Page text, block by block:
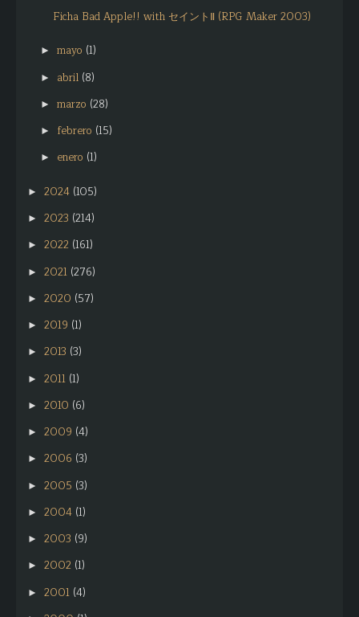
Ficha Bad Apple!! with セイントⅡ (RPG Maker 2003)
► mayo (1)
► abril (8)
► marzo (28)
► febrero (15)
► enero (1)
► 2024 (105)
► 2023 (214)
► 2022 (161)
► 2021 (276)
► 2020 (57)
► 2019 (1)
► 2013 (3)
► 2011 (1)
► 2010 (6)
► 2009 (4)
► 2006 (3)
► 2005 (3)
► 2004 (1)
► 2003 (9)
► 2002 (1)
► 2001 (4)